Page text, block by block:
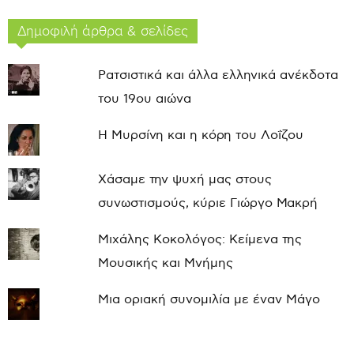
Δημοφιλή άρθρα & σελίδες
Ρατσιστικά και άλλα ελληνικά ανέκδοτα
του 19ου αιώνα
Η Μυρσίνη και η κόρη του Λοΐζου
Χάσαμε την ψυχή μας στους
συνωστισμούς, κύριε Γιώργο Μακρή
Μιχάλης Κοκολόγος: Κείμενα της
Μουσικής και Μνήμης
Μια οριακή συνομιλία με έναν Μάγο